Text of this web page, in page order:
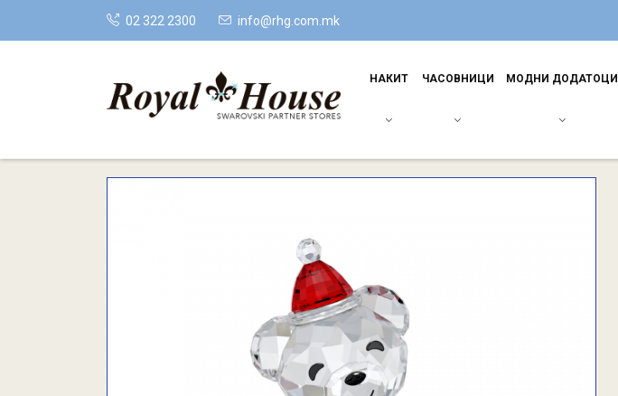
02 322 2300 info@rhg.com.mk
НАКИТ ЧАСОВНИЦИ МОДНИ ДОДАТОЦИ